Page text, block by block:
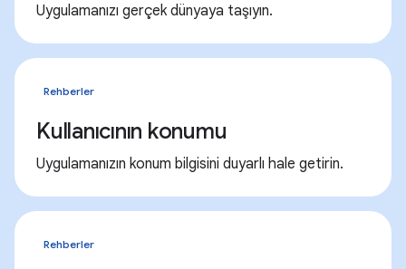
Uygulamanızı gerçek dünyaya taşıyın.
Rehberler
Kullanıcının konumu
Uygulamanızın konum bilgisini duyarlı hale getirin.
Rehberler